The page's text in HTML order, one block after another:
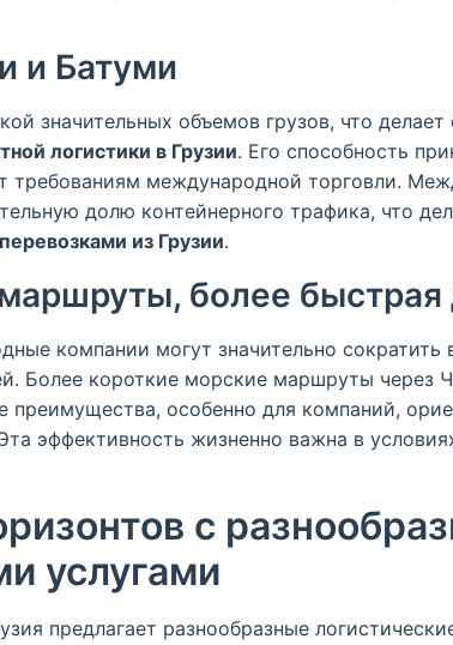
и Батуми
значительных объемов грузов, что
логистики в Грузии. Его способность
требованиям международной торговли.
долю контейнерного трафика, что
из Грузии.
более быстрая
компании могут значительно
Более короткие морские маршруты через
преимущества, особенно для компаний,
эффективность жизненно важна в
с
услугами
предлагает разнообразные